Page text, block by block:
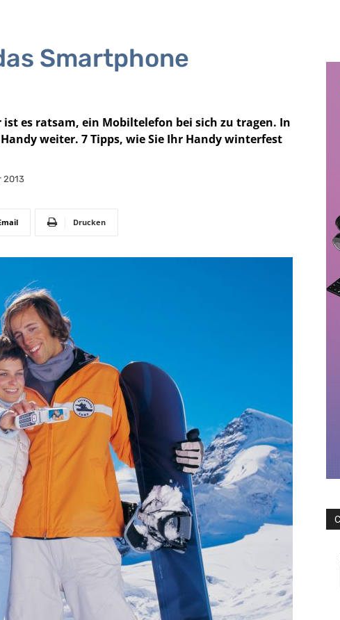
Smartphone
es ratsam, ein Mobiltelefon bei sich zu tragen. In
weiter. 7 Tipps, wie Sie Ihr Handy winterfest
2013
Drucken